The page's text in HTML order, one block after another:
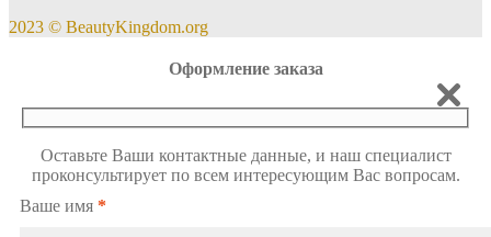
2023 © BeautyKingdom.org
Оформление заказа
Оставьте Ваши контактные данные, и наш специалист
проконсультирует по всем интересующим Вас вопросам.
Ваше имя *